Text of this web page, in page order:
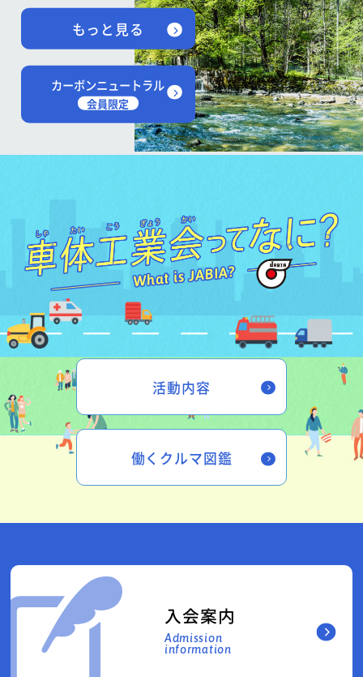
もっと見る
カーボンニュートラル
会員限定
活動内容
働くクルマ図鑑
入会案内
Admission
information